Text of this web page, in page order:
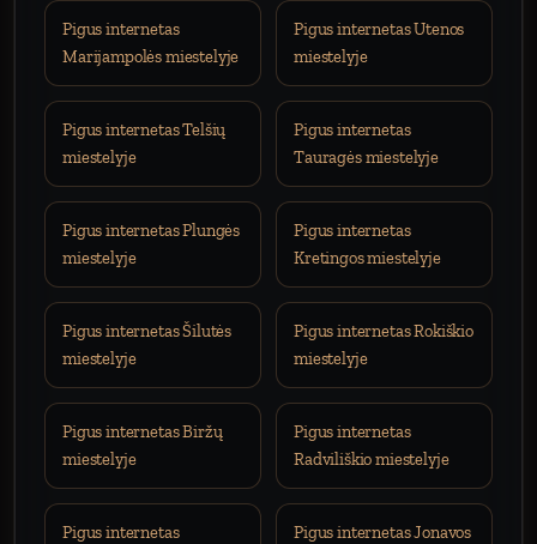
Pigus internetas
Marijampolės miestelyje
Pigus internetas Utenos
miestelyje
Pigus internetas Telšių
miestelyje
Pigus internetas
Tauragės miestelyje
Pigus internetas Plungės
miestelyje
Pigus internetas
Kretingos miestelyje
Pigus internetas Šilutės
miestelyje
Pigus internetas Rokiškio
miestelyje
Pigus internetas Biržų
miestelyje
Pigus internetas
Radviliškio miestelyje
Pigus internetas
Pigus internetas Jonavos